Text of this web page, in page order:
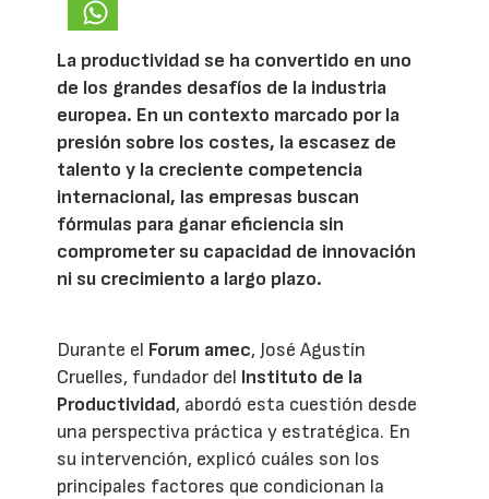
La productividad se ha convertido en uno
de los grandes desafíos de la industria
europea. En un contexto marcado por la
presión sobre los costes, la escasez de
talento y la creciente competencia
internacional, las empresas buscan
fórmulas para ganar eficiencia sin
comprometer su capacidad de innovación
ni su crecimiento a largo plazo.
Durante el Forum amec, José Agustín
Cruelles, fundador del Instituto de la
Productividad, abordó esta cuestión desde
una perspectiva práctica y estratégica. En
su intervención, explicó cuáles son los
principales factores que condicionan la